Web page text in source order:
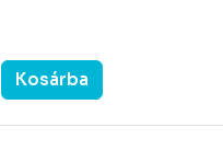
Kosárba